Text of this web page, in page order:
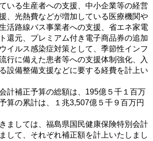
いる生産者への支援、中小企業等の経営
、光熱費などが増加している医療機関や
活路線バス事業者への支援、省エネ家電
還元、プレミアム付き電子商品券の追加
イルス感染症対策として、季節性インフ
行に備えた患者等への支援体制強化、入
設備整備支援などに要する経費を計上い
計補正予算の総額は、195億５千１百万
算の累計は、１兆3,507億５千９百万円
ましては、福島県国民健康保険特別会計
して、それぞれ補正額を計上いたしまし